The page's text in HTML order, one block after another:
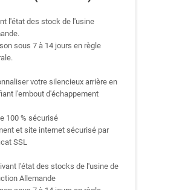
l'état des stock de l'usine
sous 7 à 14 jours en règle
votre silencieux arrière en
l'embout d'échappement
100 % sécurisé
et site internet sécurisé par
SSL
l'état des stocks de l'usine de
Allemande